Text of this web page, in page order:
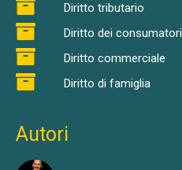
Diritto tributario
Diritto dei consumatori
Diritto commerciale
Diritto di famiglia
Autori